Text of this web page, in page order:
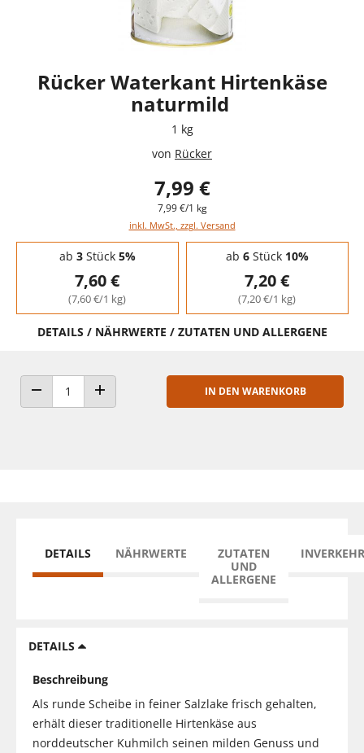
Rücker Waterkant Hirtenkäse
naturmild
1 kg
von Rücker
7,99 €
7,99 €/1 kg
inkl. MwSt., zzgl. Versand
Staffelpreise - Mengenrabatt
ab 3Stück 5%
7,60 €
(7,60 €/1 kg)
ab 6Stück 10%
7,20 €
(7,20 €/1 kg)
DETAILS / NÄHRWERTE / ZUTATEN UND ALLERGENE
ANZAHL VERRINGERNANZAHL ERHÖHEN
IN DEN WARENKORB
DETAILS NÄHRWERTE
ZUTATEN
UND
ALLERGENE
DETAILS
Beschreibung
Als runde Scheibe in feiner Salzlake frisch gehalten,
erhält dieser traditionelle Hirtenkäse aus
norddeutscher Kuhmilch seinen milden Genuss und